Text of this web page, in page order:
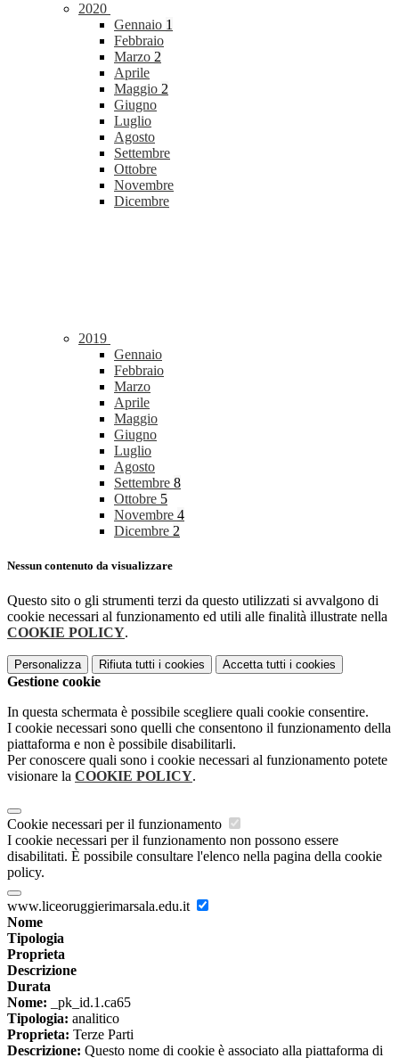
2020
Gennaio 1
Febbraio
Marzo 2
Aprile
Maggio 2
Giugno
Luglio
Agosto
Settembre
Ottobre
Novembre
Dicembre
2019
Gennaio
Febbraio
Marzo
Aprile
Maggio
Giugno
Luglio
Agosto
Settembre 8
Ottobre 5
Novembre 4
Dicembre 2
Nessun contenuto da visualizzare
Questo sito o gli strumenti terzi da questo utilizzati si avvalgono di
cookie necessari al funzionamento ed utili alle finalità illustrate nella
COOKIE POLICY.
Personalizza Rifiuta tutti i cookies Accetta tutti i cookies
Gestione cookie
In questa schermata è possibile scegliere quali cookie consentire.
I cookie necessari sono quelli che consentono il funzionamento della
piattaforma e non è possibile disabilitarli.
Per conoscere quali sono i cookie necessari al funzionamento potete
visionare la COOKIE POLICY.
Cookie necessari per il funzionamento
I cookie necessari per il funzionamento non possono essere
disabilitati. È possibile consultare l'elenco nella pagina della cookie
policy.
www.liceoruggierimarsala.edu.it
Nome
Tipologia
Proprieta
Descrizione
Durata
Nome: _pk_id.1.ca65
Tipologia: analitico
Proprieta: Terze Parti
Descrizione: Questo nome di cookie è associato alla piattaforma di